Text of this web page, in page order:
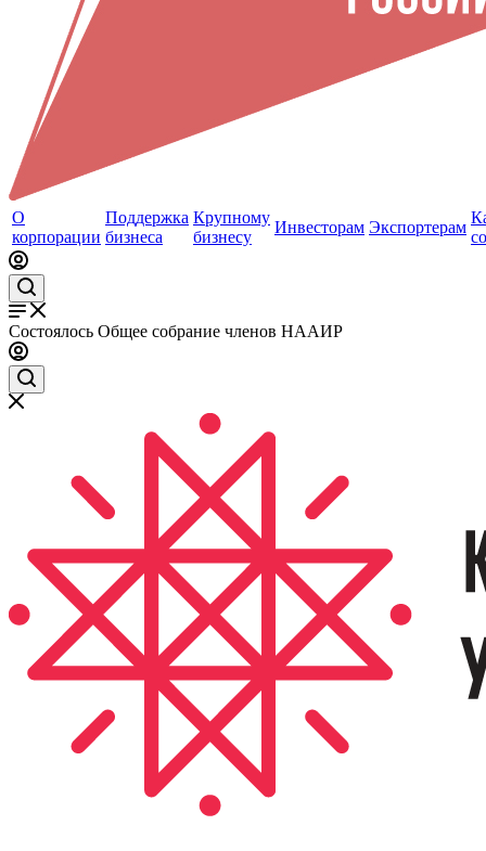
О
корпорации
Поддержка
бизнеса
Крупному
бизнесу
Инвесторам Экспортерам
Состоялось Общее собрание членов НААИР